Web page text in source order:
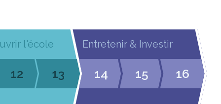
l'école
12 13
Entretenir & Investir
14 15 16